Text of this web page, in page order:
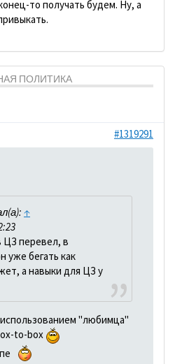
то получать будем. Ну, а
ПОЛИТИКА
#1319291
↑
перевел, в
уже бегать как
а навыки для ЦЗ у
использованием "любимца"
to-box